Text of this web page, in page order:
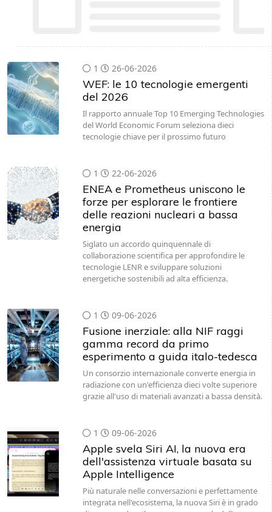
1 26-06-2026
WEF: le 10 tecnologie emergenti
del 2026
Il rapporto annuale Top 10 Emerging Technologies
del World Economic Forum seleziona dieci
tecnologie chiave per il prossimo futuro
1 22-06-2026
ENEA e Prometheus uniscono le
forze per esplorare le frontiere
delle reazioni nucleari a bassa
energia
Siglato un accordo quinquennale di
collaborazione scientifica per approfondire le
tecnologie LENR e sviluppare soluzioni
energetiche sostenibili ad alta efficienza.
1 09-06-2026
Fusione inerziale: alla NIF raggi
gamma record da primo
esperimento a guida italo-tedesca
Un consorzio internazionale converte energia in
radiazione con un'efficienza dieci volte superiore
grazie all'uso di materiali avanzati a bassa densità.
1 09-06-2026
Apple svela Siri AI, la nuova era
dell'assistenza virtuale basata su
Apple Intelligence
Più naturale nelle conversazioni e perfettamente
integrata nell'ecosistema, la nuova Siri è in grado